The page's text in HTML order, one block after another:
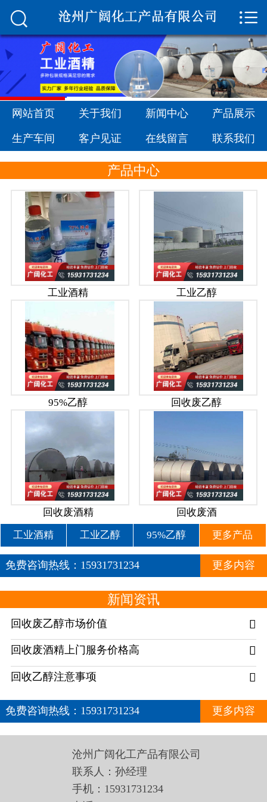
 网站首页
关于我们
新闻中心
产品展示
生产车间
联系我们


网站首页 关于我们 新闻中心 产品展示
生产车间 客户见证 在线留言 联系我们
产品中心
工业酒精 工业乙醇
95%乙醇 回收废乙醇
回收废酒精 回收废酒
工业酒精 工业乙醇 95%乙醇 更多产品
免费咨询热线： 15931731234 更多内容
新闻资讯
回收废乙醇市场价值 
回收废酒精上门服务价格高 
回收乙醇注意事项 
免费咨询热线： 15931731234 更多内容
沧州广阔化工产品有限公司
联系人：孙经理
手机：15931731234